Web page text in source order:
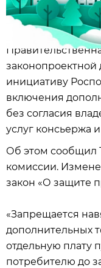
законопроектной
инициативу
включения
без согласия
услуг консьержа
Об этом сообщил
комиссии.
закон «О защите
«Запрещается
дополнительных
отдельную плату
потребителю до